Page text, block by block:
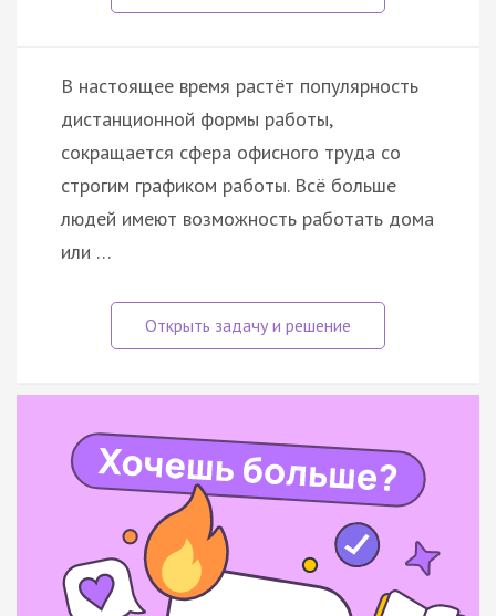
В настоящее время растёт популярность
дистанционной формы работы,
сокращается сфера офисного труда со
строгим графиком работы. Всё больше
людей имеют возможность работать дома
или …